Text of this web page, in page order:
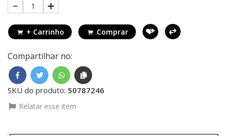
1
+ Carrinho Comprar
Compartilhar no:
SKU do produto: 50787246
Relatar esse item